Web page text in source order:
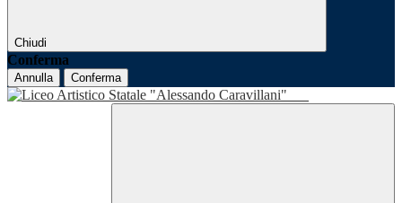
Chiudi
Conferma
Annulla Conferma